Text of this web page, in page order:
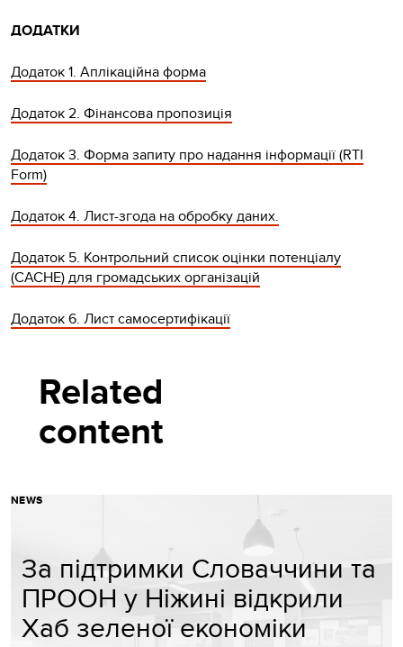
ДОДАТКИ
Додаток 1. Аплікаційна форма
Додаток 2. Фінансова пропозиція
Додаток 3. Форма запиту про надання інформації (RTI
Form)
Додаток 4. Лист-згода на обробку даних.
Додаток 5. Контрольний список оцінки потенціалу
(CACHE) для громадських організацій
Додаток 6. Лист самосертифікації
Related
content
NEWS
За підтримки Словаччини та
ПРООН у Ніжині відкрили
Хаб зеленої економіки